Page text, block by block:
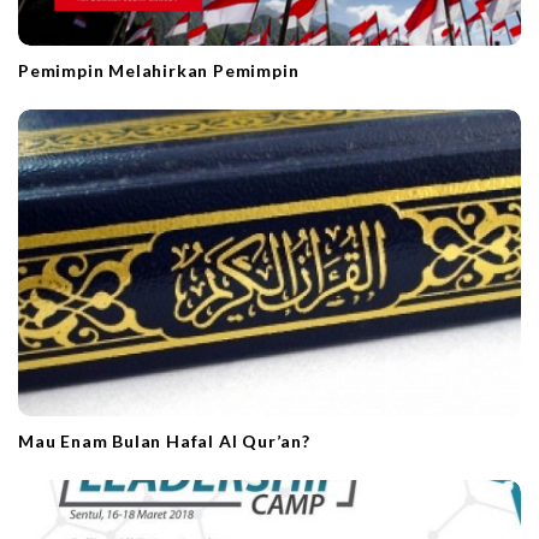
Pemimpin Melahirkan Pemimpin
Mau Enam Bulan Hafal Al Qur’an?